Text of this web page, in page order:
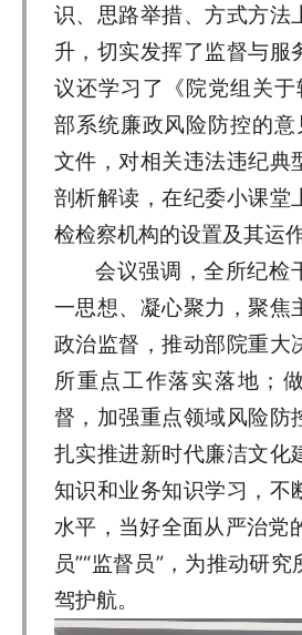
识、思路举措、方式方法
升，切实发挥了监督与服
议还学习了《院党组关
部系统廉政风险防控的
文件，对相关违法违纪典
剖析解读，在纪委小课堂
检检察机构的设置及其运作
会议强调，全所纪检
一思想、凝心聚力，聚焦
政治监督，推动部院重大
所重点工作落实落地；
督，加强重点领域风险防
扎实推进新时代廉洁文化
知识和业务知识学习，不
水平，当好全面从严治党
员”“监督员”，为推动研
驾护航。